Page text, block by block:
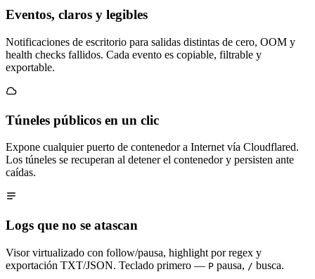
Eventos, claros y legibles
Notificaciones de escritorio para salidas distintas de cero, OOM y
health checks fallidos. Cada evento es copiable, filtrable y
exportable.
Túneles públicos en un clic
Expone cualquier puerto de contenedor a Internet vía Cloudflared.
Los túneles se recuperan al detener el contenedor y persisten ante
caídas.
Logs que no se atascan
Visor virtualizado con follow/pausa, highlight por regex y
exportación TXT/JSON. Teclado primero — P pausa, / busca.